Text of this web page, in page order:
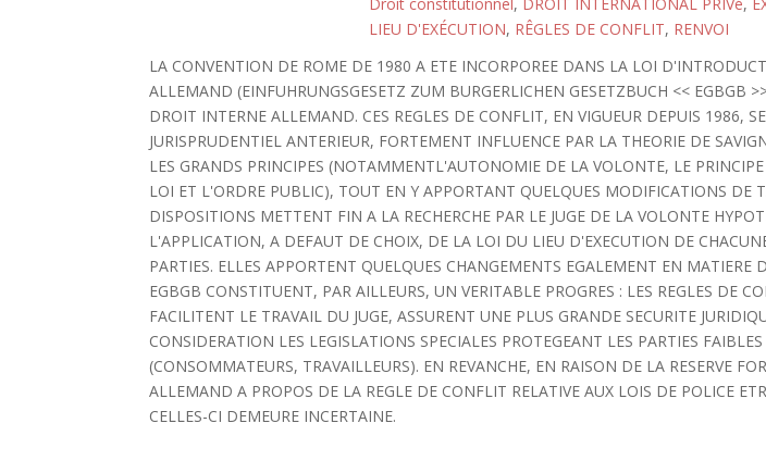
LIEU D'EXÉCUTION, RÊGLES DE CONFLIT, RENVOI
LA CONVENTION DE ROME DE 1980 A ETE INCORPOREE DANS LA LOI
ALLEMAND (EINFUHRUNGSGESETZ ZUM BURGERLICHEN GESETZBUCH << EGBGB
DROIT INTERNE ALLEMAND. CES REGLES DE CONFLIT, EN VIGUEUR DEPUIS 1986,
JURISPRUDENTIEL ANTERIEUR, FORTEMENT INFLUENCE PAR LA THEORIE DE
LES GRANDS PRINCIPES (NOTAMMENTL'AUTONOMIE DE LA VOLONTE, LE
LOI ET L'ORDRE PUBLIC), TOUT EN Y APPORTANT QUELQUES MODIFICATIONS DE
DISPOSITIONS METTENT FIN A LA RECHERCHE PAR LE JUGE DE LA VOLONTE
L'APPLICATION, A DEFAUT DE CHOIX, DE LA LOI DU LIEU D'EXECUTION DE
PARTIES. ELLES APPORTENT QUELQUES CHANGEMENTS EGALEMENT EN MATIERE
EGBGB CONSTITUENT, PAR AILLEURS, UN VERITABLE PROGRES : LES REGLES DE
FACILITENT LE TRAVAIL DU JUGE, ASSURENT UNE PLUS GRANDE SECURITE
CONSIDERATION LES LEGISLATIONS SPECIALES PROTEGEANT LES PARTIES
(CONSOMMATEURS, TRAVAILLEURS). EN REVANCHE, EN RAISON DE LA RESERVE
ALLEMAND A PROPOS DE LA REGLE DE CONFLIT RELATIVE AUX LOIS DE POLICE
CELLES-CI DEMEURE INCERTAINE.